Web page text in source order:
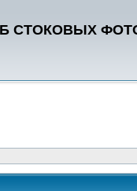
СТОКОВЫХ